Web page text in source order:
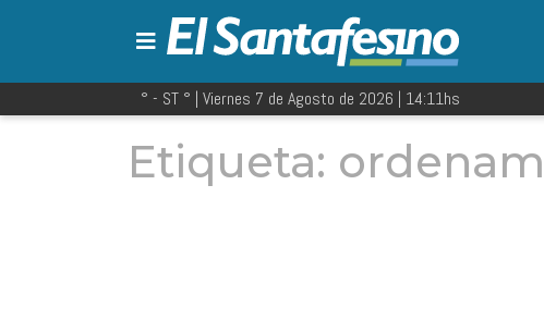
° - ST ° | Viernes 7 de Agosto de 2026 | 14:11hs
Etiqueta: